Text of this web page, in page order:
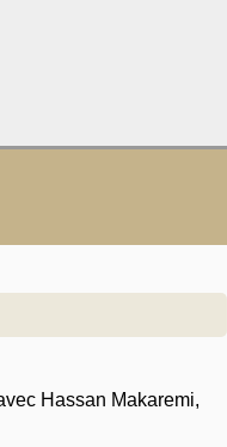
Hassan Makaremi,